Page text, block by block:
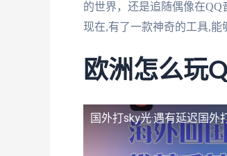
的世界，还是追随偶像在
现在,有了一款神奇的工具,能
欧洲怎么玩
国外打sky光·遇有延迟国外